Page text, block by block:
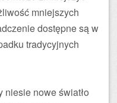
mniejszych
dostępne są w
tradycyjnych
niesie nowe światło